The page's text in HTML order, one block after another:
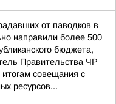
от паводков в
направили более 500
бюджета,
Правительства ЧР
совещания с
ресурсов...